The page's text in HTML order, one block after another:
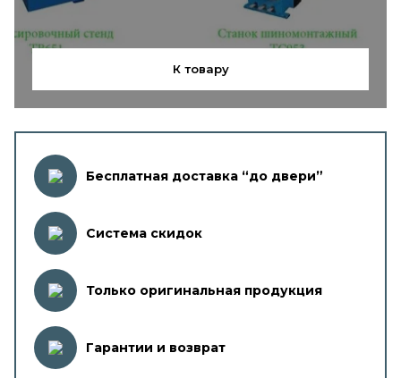
К товару
Бесплатная доставка “до двери”
Система скидок
Только оригинальная продукция
Гарантии и возврат